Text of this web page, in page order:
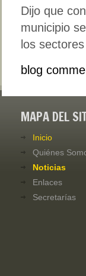
Dijo que
municipio
los
blog
MAPA DEL
Inicio
Quiénes
Noticias
Enlaces
Secretarías